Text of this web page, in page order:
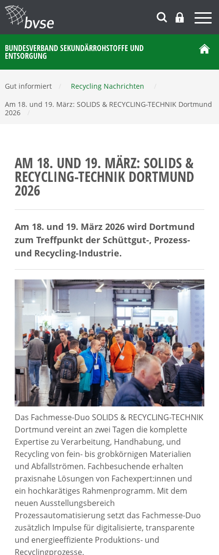
BUNDESVERBAND SEKUNDÄRROHSTOFFE UND
ENTSORGUNG
Gut informiert Recycling Nachrichten
Am 18. und 19. März: SOLIDS & RECYCLING-TECHNIK Dortmund
2026
AM 18. UND 19. MÄRZ: SOLIDS &
RECYCLING-TECHNIK DORTMUND
2026
Am 18. und 19. März 2026 wird Dortmund
zum Treffpunkt der Schüttgut-, Prozess-
und Recycling-Industrie.
Das Fachmesse-Duo SOLIDS & RECYCLING-TECHNIK
Dortmund vereint an zwei Tagen die komplette
Expertise zu Verarbeitung, Handhabung, und
Recycling von fein- bis grobkörnigen Materialien
und Abfallströmen. Fachbesuchende erhalten
praxisnahe Lösungen von Fachexpert:innen und
ein hochkarätiges Rahmenprogramm. Mit dem
neuen Ausstellungsbereich
Prozessautomatisierung setzt das Fachmesse-Duo
zusätzlich Impulse für digitalisierte, transparente
und energieeffiziente Produktions- und
Recyclingprozesse.